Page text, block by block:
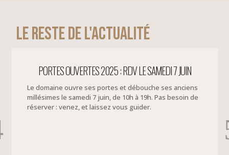
Le reste de l'actualité
PORTES OUVERTES 2025 : RDV LE SAMEDI 7 JUIN
Le domaine ouvre ses portes et débouche ses anciens
millésimes le samedi 7 juin, de 10h à 19h. Pas besoin de
réserver : venez, et laissez vous guider.